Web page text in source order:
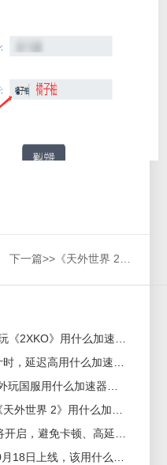
下一篇>>《天外世界 2》预购登顶Steam预购榜，豪华版更可享受提前五天游玩